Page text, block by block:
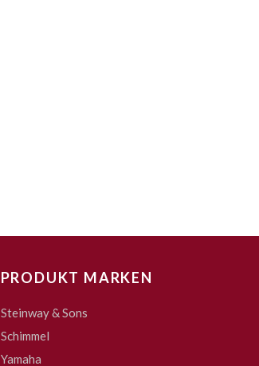
PRODUKT MARKEN
Steinway & Sons
Schimmel
Yamaha